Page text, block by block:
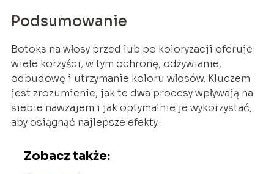
Podsumowanie
Botoks na włosy przed lub po koloryzacji oferuje
wiele korzyści, w tym ochronę, odżywianie,
odbudowę i utrzymanie koloru włosów. Kluczem
jest zrozumienie, jak te dwa procesy wpływają na
siebie nawzajem i jak optymalnie je wykorzystać,
aby osiągnąć najlepsze efekty.
Zobacz także: